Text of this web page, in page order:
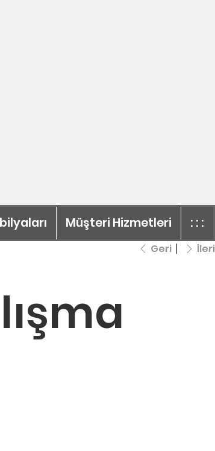
Müşteri Hizmetleri : : :
Geri İleri